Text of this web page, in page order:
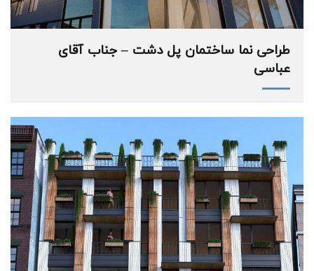
طراحی نما ساختمان پل دشت – جناب آقای
عباسی